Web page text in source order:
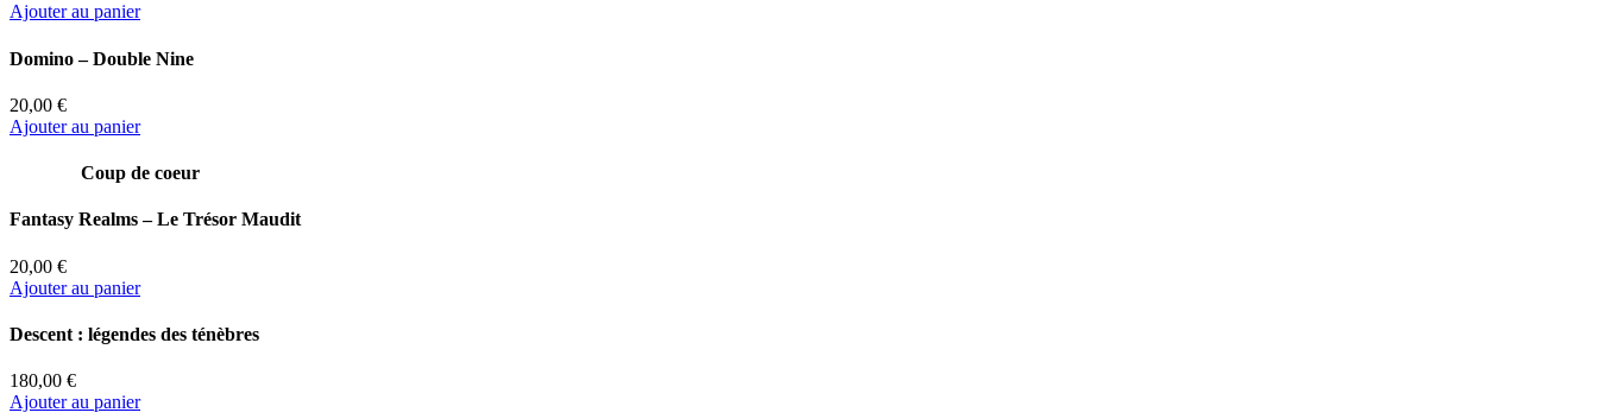
Ajouter au panier
Domino – Double Nine
20,00 €
Ajouter au panier
Coup de coeur
Fantasy Realms – Le Trésor Maudit
20,00 €
Ajouter au panier
Descent : légendes des ténèbres
180,00 €
Ajouter au panier